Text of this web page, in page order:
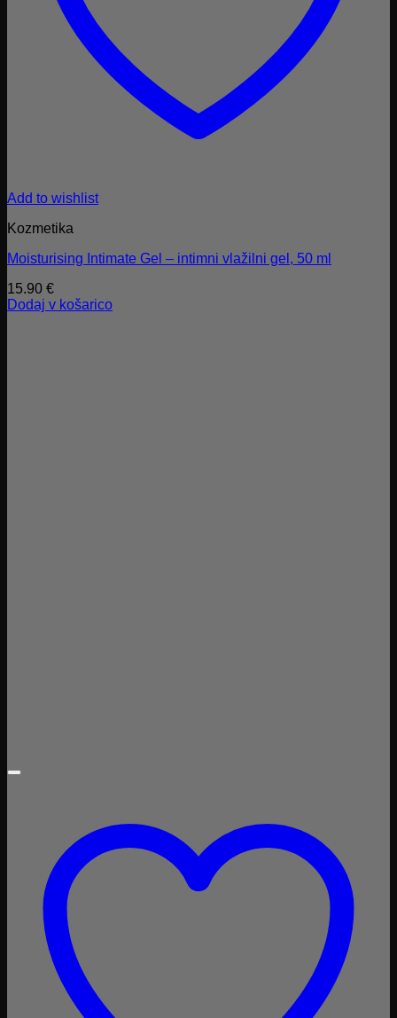
Add to wishlist
Kozmetika
Moisturising Intimate Gel – intimni vlažilni gel, 50 ml
15.90 €
Dodaj v košarico